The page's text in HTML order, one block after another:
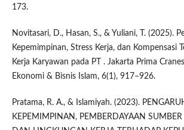
173.
Novitasari, D., Hasan, S., & Yuliani, T. (2025).
Kepemimpinan, Stress Kerja, dan Kompensasi
Kerja Karyawan pada PT . Jakarta Prima
Ekonomi & Bisnis Islam, 6(1), 917–926.
Pratama, R. A., & Islamiyah. (2023).
KEPEMIMPINAN, PEMBERDAYAAN